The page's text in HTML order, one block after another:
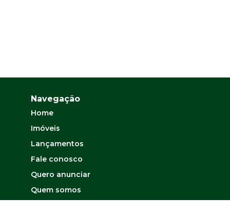
Navegação
Home
Imóveis
Lançamentos
Fale conosco
Quero anunciar
Quem somos